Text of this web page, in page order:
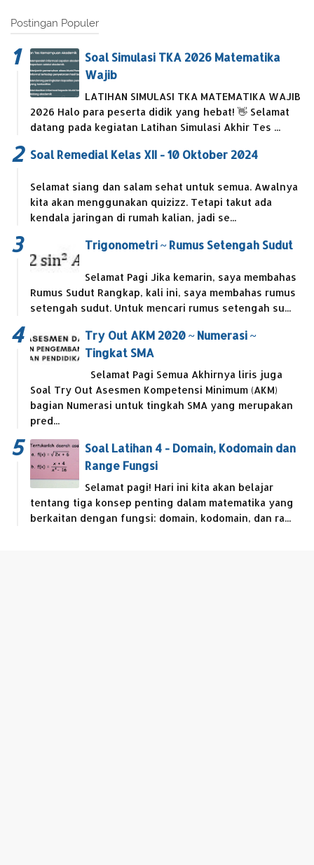
Postingan Populer
Soal Simulasi TKA 2026 Matematika
Wajib
LATIHAN SIMULASI TKA MATEMATIKA WAJIB
2026 Halo para peserta didik yang hebat! 👋 Selamat
datang pada kegiatan Latihan Simulasi Akhir Tes ...
Soal Remedial Kelas XII - 10 Oktober 2024
Selamat siang dan salam sehat untuk semua. Awalnya
kita akan menggunakan quizizz. Tetapi takut ada
kendala jaringan di rumah kalian, jadi se...
Trigonometri ~ Rumus Setengah Sudut
Selamat Pagi Jika kemarin, saya membahas
Rumus Sudut Rangkap, kali ini, saya membahas rumus
setengah sudut. Untuk mencari rumus setengah su...
Try Out AKM 2020 ~ Numerasi ~
Tingkat SMA
Selamat Pagi Semua Akhirnya liris juga
Soal Try Out Asesmen Kompetensi Minimum (AKM)
bagian Numerasi untuk tingkah SMA yang merupakan
pred...
Soal Latihan 4 - Domain, Kodomain dan
Range Fungsi
Selamat pagi! Hari ini kita akan belajar
tentang tiga konsep penting dalam matematika yang
berkaitan dengan fungsi: domain, kodomain, dan ra...